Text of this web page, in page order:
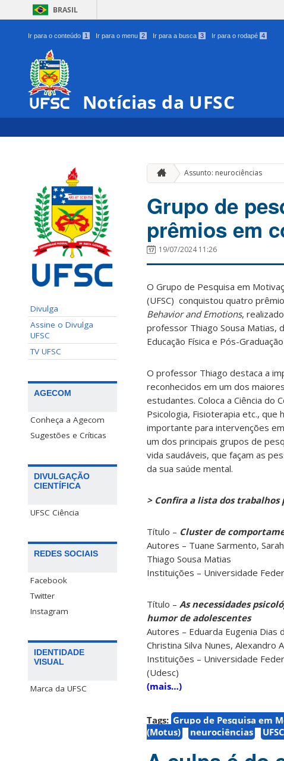
BRASIL
Ir para o conteúdo 1 Ir para o menu 2 Ir para a busca 3 Ir para o rodapé 4
Notícias da UFSC
Divulga
Assine o Divulga
UFSC
TV UFSC
AGECOM
Conheça a Agecom
Sugestões e Críticas
DIVULGAÇÃO
CIENTÍFICA
UFSC Ciência
REDES SOCIAIS
Facebook
Twitter
Instagram
IDENTIDADE
VISUAL
Marca da UFSC
Assunto: neurociências
Grupo de
prêmios em
19/07/2024 11:26
O Grupo de Pesquisa em
(UFSC) conquistou quatro
Behavior and Emotions,
professor Thiago Sousa Matias,
Educação Física e Pós-
O professor Thiago destaca a
reconhecidos em um dos
estudantes. Coloca a Ciência do
Psicologia, Fisioterapia etc.,
importante para intervenções
um dos principais grupos de
vida saudáveis, que façam as
da sua saúde mental.
> Confira a lista dos trabalhos
Título – Cluster de
Autores – Tuane Sarmento,
Thiago Sousa Matias
Instituições – Universidade
Título – As necessidades
humor de adolescentes
Autores – Eduarda Eugenia Dias
Christina Silva Nunes, Alexandro
Instituições – Universidade
(Udesc)
(mais…)
Tags: Grupo de Pesquisa em
(Motus)
neurociências UFSC